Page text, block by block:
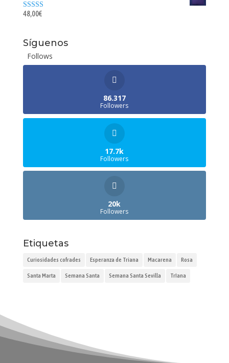
Valorado con
48,00€
Síguenos
Follows
86.317
Followers
17.7k
Followers
20k
Followers
Etiquetas
Curiosidades cofrades Esperanza de Triana Macarena Rosa
Santa Marta Semana Santa Semana Santa Sevilla TrIana